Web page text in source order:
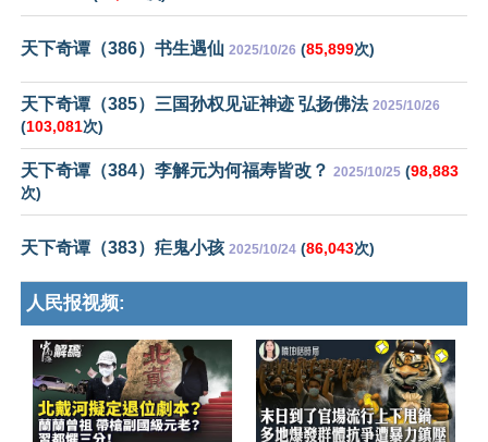
天下奇谭（386）书生遇仙 2025/10/26 (85,899次)
天下奇谭（385）三国孙权见证神迹 弘扬佛法 2025/10/26
(103,081次)
天下奇谭（384）李解元为何福寿皆改？ 2025/10/25 (98,883
次)
天下奇谭（383）疟鬼小孩 2025/10/24 (86,043次)
人民报视频: